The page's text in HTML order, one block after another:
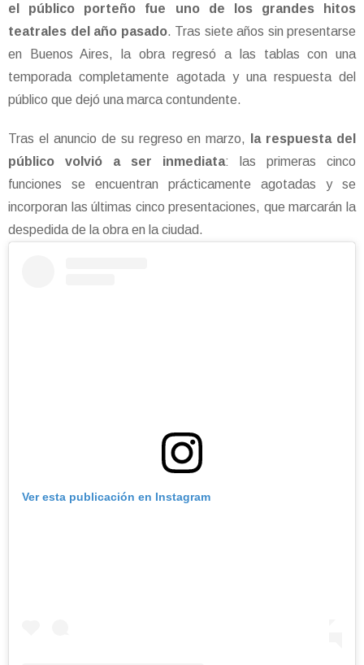
el público porteño fue uno de los grandes hitos
teatrales del año pasado. Tras siete años sin presentarse
en Buenos Aires, la obra regresó a las tablas con una
temporada completamente agotada y una respuesta del
público que dejó una marca contundente.
Tras el anuncio de su regreso en marzo,
la respuesta del
público volvió a ser inmediata: las primeras cinco
funciones se encuentran prácticamente agotadas y se
incorporan las últimas cinco presentaciones, que marcarán la
despedida de la obra en la ciudad.
Ver esta publicación en Instagram